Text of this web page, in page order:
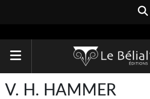
ACCUEIL
V. H. HAMMER